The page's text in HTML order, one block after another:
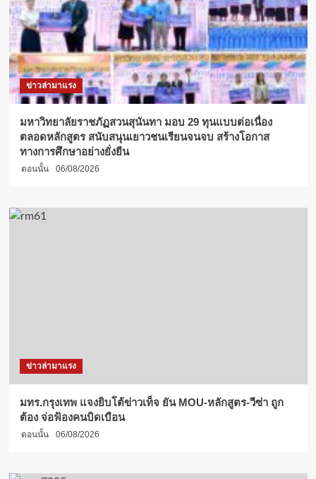
โดรน
เสริม
เขี้ยว
เล็บ
ชุด
ครู
ฝึก
ทหาร
ใหม่
รับ
ยุค
ดิจิทัล
ข่าวล่ามาแรง
มหาวิทยาลัยราชภัฏสวนสุนันทา มอบ 29 ทุนแบบต่อเนื่อง
ตลอดหลักสูตร สนับสนุนเยาวชนเรียนจนจบ สร้างโอกาส
ทางการศึกษาอย่างยั่งยืน
ตอนนั้น 06/08/2026
ข่าวล่ามาแรง
มทร.กรุงเทพ แจงยิบโต้ข่าวเท็จ ยัน MOU-หลักสูตร-วีซ่า ถูก
ต้อง จ่อฟ้องคนบิดเบือน
ตอนนั้น 06/08/2026